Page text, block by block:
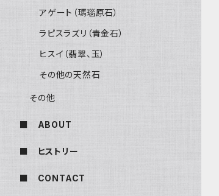
アゲート（瑪瑙原石）
ラピスラズリ（青金石）
ヒスイ（翡翠、玉）
その他の天然石
その他
■ ABOUT
■ ヒストリー
■ CONTACT